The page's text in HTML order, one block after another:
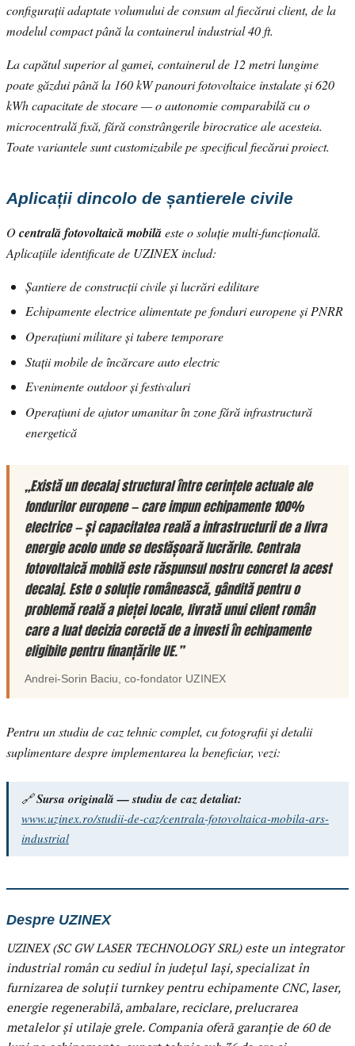
configurații adaptate volumului de consum al fiecărui client, de la
modelul compact până la containerul industrial 40 ft.
La capătul superior al gamei, containerul de 12 metri lungime
poate găzdui până la 160 kW panouri fotovoltaice instalate și 620
kWh capacitate de stocare — o autonomie comparabilă cu o
microcentrală fixă, fără constrângerile birocratice ale acesteia.
Toate variantele sunt customizabile pe specificul fiecărui proiect.
Aplicații dincolo de șantierele civile
Ocentrală fotovoltaică mobilăeste o soluție multi-funcțională.
Aplicațiile identificate de UZINEX includ:
Șantiere de construcții civile și lucrări edilitare
Echipamente electrice alimentate pe fonduri europene și PNRR
Operațiuni militare și tabere temporare
Stații mobile de încărcare auto electric
Evenimente outdoor și festivaluri
Operațiuni de ajutor umanitar în zone fără infrastructură
energetică
„Există un decalaj structural între cerințele actuale ale
fondurilor europene — care impun echipamente 100%
electrice — și capacitatea reală a infrastructurii de a livra
energie acolo unde se desfășoară lucrările. Centrala
fotovoltaică mobilă este răspunsul nostru concret la acest
decalaj. Este o soluție românească, gândită pentru o
problemă reală a pieței locale, livrată unui client român
care a luat decizia corectă de a investi în echipamente
eligibile pentru finanțările UE.”
Andrei-Sorin Baciu, co-fondator UZINEX
Pentru un studiu de caz tehnic complet, cu fotografii și detalii
suplimentare despre implementarea la beneficiar, vezi:
🔗Sursa originală — studiu de caz detaliat:
www.uzinex.ro/studii-de-caz/centrala-fotovoltaica-mobila-ars-
industrial
Despre UZINEX
UZINEX (SC GW LASER TECHNOLOGY SRL) este un integrator
industrial român cu sediul în județul Iași, specializat în
furnizarea de soluții turnkey pentru echipamente CNC, laser,
energie regenerabilă, ambalare, reciclare, prelucrarea
metalelor și utilaje grele. Compania oferă garanție de 60 de